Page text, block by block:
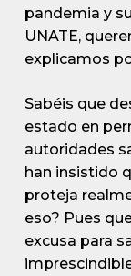
pandemia y
UNATE,
explicamos
Sabéis que
estado en
autoridades
han insistido
proteja
eso? Pues
excusa para